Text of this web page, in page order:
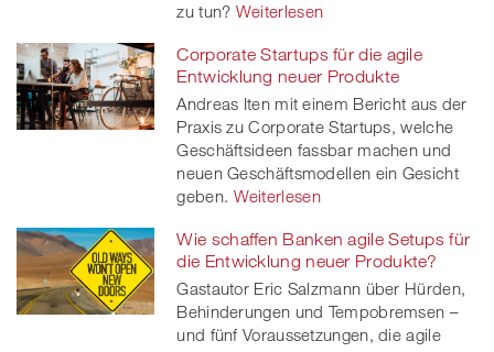
zu tun? Weiterlesen
Corporate Startups für die agile
Entwicklung neuer Produkte
Andreas Iten mit einem Bericht aus der
Praxis zu Corporate Startups, welche
Geschäftsideen fassbar machen und
neuen Geschäftsmodellen ein Gesicht
geben. Weiterlesen
Wie schaffen Banken agile Setups für
die Entwicklung neuer Produkte?
Gastautor Eric Salzmann über Hürden,
Behinderungen und Tempobremsen –
und fünf Voraussetzungen, die agile